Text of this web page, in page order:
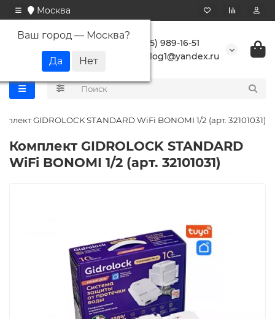
Москва
Ваш город — Москва?
+7 (495) 989-16-51
buranlog1@yandex.ru
GIDROLOCK STANDARD WiFi BONOMI 1/2 (арт. 32101031)
Комплект GIDROLOCK STANDARD
WiFi BONOMI 1/2 (арт. 32101031)